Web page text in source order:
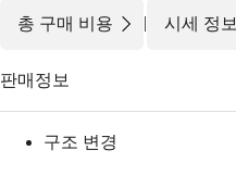
총 구매 비용 | 시세 정보
판매정보
구조 변경